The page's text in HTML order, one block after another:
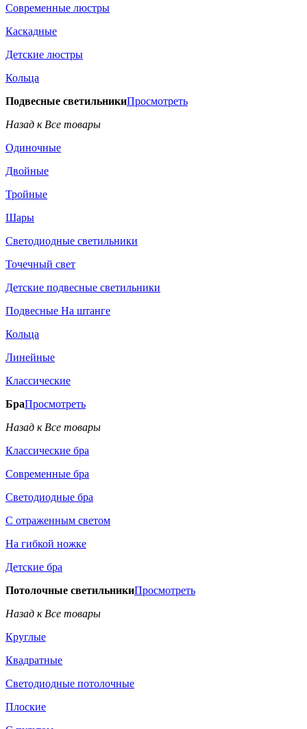
Современные люстры
Каскадные
Детские люстры
Кольца
Подвесные светильникиПросмотреть
Назад к Все товары
Одиночные
Двойные
Тройные
Шары
Светодиодные светильники
Точечный свет
Детские подвесные светильники
Подвесные На штанге
Кольца
Линейные
Классические
БраПросмотреть
Назад к Все товары
Классические бра
Современные бра
Светодиодные бра
С отраженным светом
На гибкой ножке
Детские бра
Потолочные светильникиПросмотреть
Назад к Все товары
Круглые
Квадратные
Светодиодные потолочные
Плоские